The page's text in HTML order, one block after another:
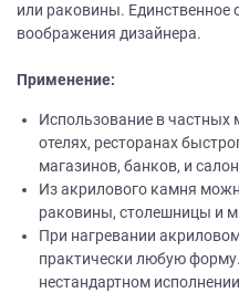
или раковины. Единственное
воображения дизайнера.
Применение:
Использование в частных
отелях, ресторанах
магазинов, банков, и
Из акрилового камня
раковины, столешницы и
При нагревании
практически любую
нестандартном